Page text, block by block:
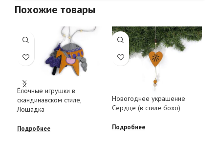
Похожие товары
Ёлочные игрушки в
скандинавском стиле,
Лошадка
Подробнее
Новогоднее украшение
Сердце (в стиле бохо)
Подробнее